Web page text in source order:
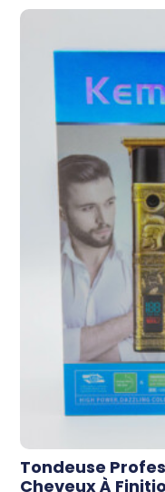
Tondeuse
Cheveux À